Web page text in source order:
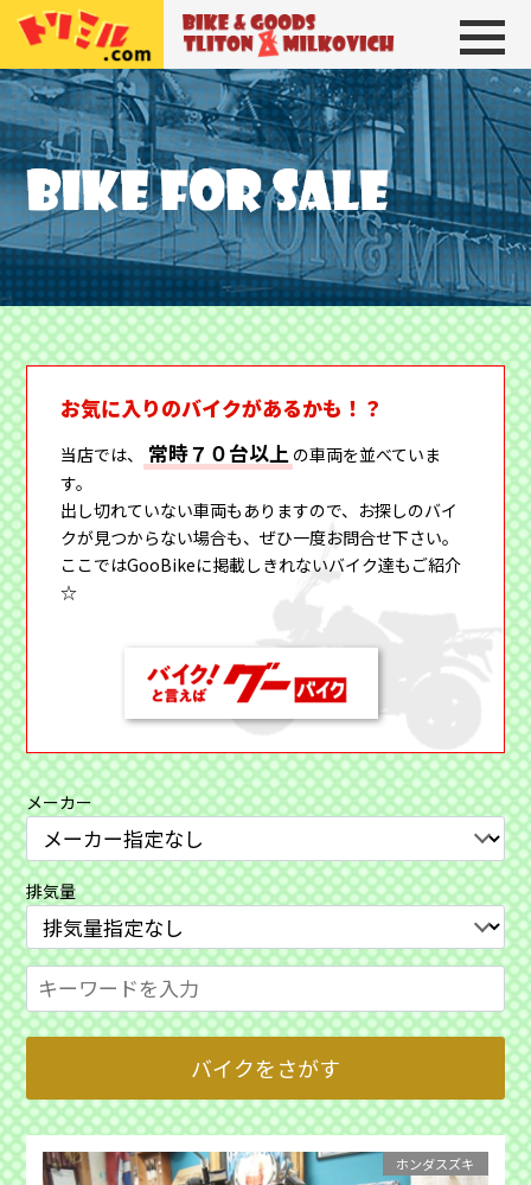
トリトン＆ミルコビッチ BIKE＆
お気に入りのバイクがあるかも！？
当店では、 常時７０台以上 の車両を並べていま
す。
出し切れていない車両もありますので、お探しのバイ
クが見つからない場合も、ぜひ一度お問合せ下さい。
ここではGooBikeに掲載しきれないバイク達もご紹介
☆
メーカー
排気量
ホンダスズキ